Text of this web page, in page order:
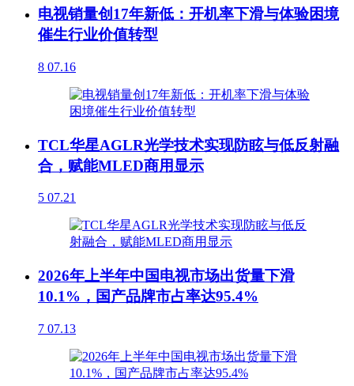
电视销量创17年新低：开机率下滑与体验困境
催生行业价值转型
8 07.16
TCL华星AGLR光学技术实现防眩与低反射融
合，赋能MLED商用显示
5 07.21
2026年上半年中国电视市场出货量下滑
10.1%，国产品牌市占率达95.4%
7 07.13